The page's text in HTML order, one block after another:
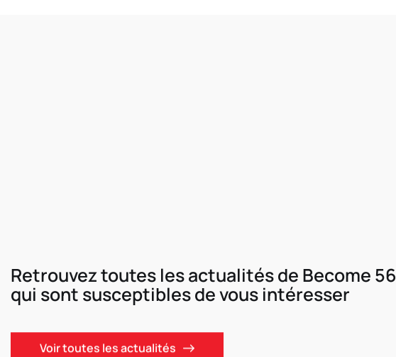
Retrouvez toutes les actualités de Become 56
qui sont susceptibles de vous intéresser
Voir toutes les actualités